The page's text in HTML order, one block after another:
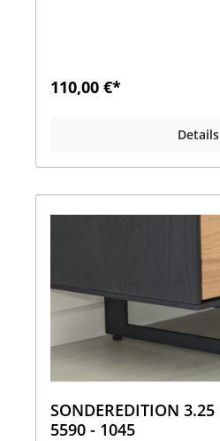
110,00 €*
Details
SONDEREDITION 3.25 Metallkufen
5590 - 1045